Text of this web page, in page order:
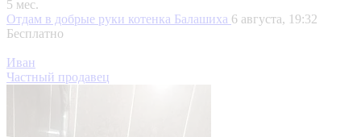
5 мес.
Отдам в добрые руки котенка Балашиха 6 августа, 19:32
Бесплатно
Иван
Частный продавец